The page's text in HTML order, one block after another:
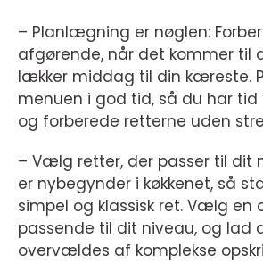
– Planlægning er nøglen:
afgørende, når det kommer til
lækker middag til din kæreste.
menuen i god tid, så du har tid
og forberede retterne uden
– Vælg retter, der passer til dit
er nybegynder i køkkenet, så
simpel og klassisk ret. Vælg en
passende til dit niveau, og lad
overvældes af komplekse